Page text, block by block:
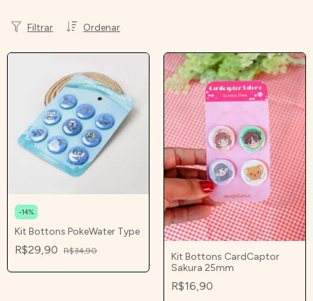
Ordenar
Filtrar
-14%
Kit Bottons PokeWater Type
R$29,90 R$34,90
Kit Bottons CardCaptor
Sakura 25mm
R$16,90